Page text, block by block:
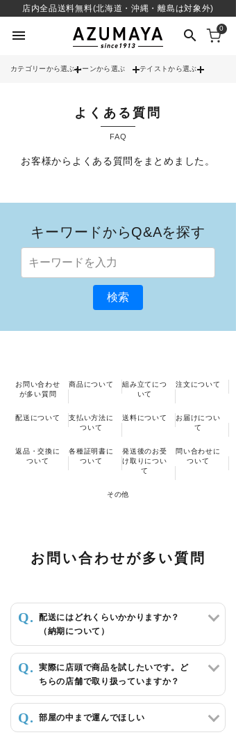
店内全品送料無料(北海道・沖縄・離島は対象外)
menu search 0
カテゴリーから選ぶシーンから選ぶ テイストから選ぶ
送料無料
12時までのご注文で当日出荷
よくある質問
コンテンツ
プライバシーポリシー
特定商取引法について
会社概要
よくある質問
よくある質問
FAQ
お客様からよくある質問をまとめました。
キーワードからQ&Aを探す
検索
お問い合わせ
が多い質問
商品について
組み立てにつ
いて
注文について
配送について
支払い方法に
ついて
送料について
お届けについ
て
返品・交換に
ついて
各種証明書に
ついて
発送後のお受
け取りについ
て
問い合わせに
ついて
その他
お問い合わせが多い質問
配送にはどれくらいかかりますか？
（納期について）
実際に店頭で商品を試したいです。ど
ちらの店舗で取り扱っていますか？
部屋の中まで運んでほしい